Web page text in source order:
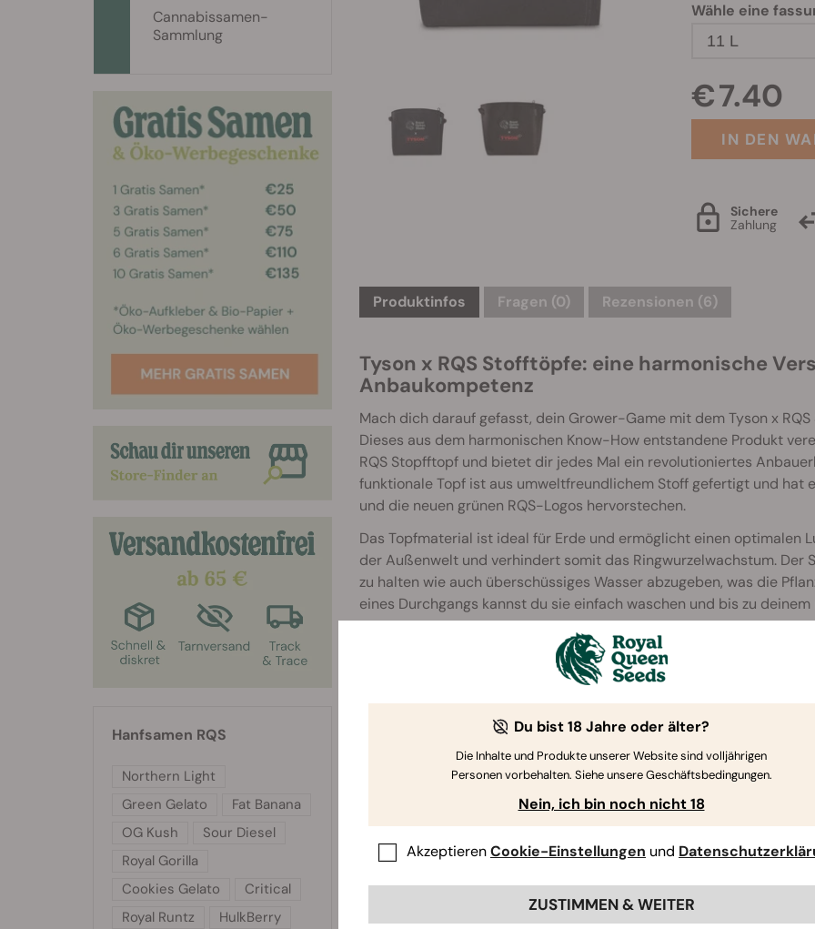
Wähle eine
11 L
€ 7.40
IN DEN
Sichere
Zahlung
Produktinfos Fragen (0) Rezensionen (6)
Tyson x RQS Stofftöpfe: eine harmonische
Anbaukompetenz
Mach dich darauf gefasst, dein Grower-Game mit dem Tyson x
Dieses aus dem harmonischen Know-How entstandene Produkt
RQS Stopfftopf und bietet dir jedes Mal ein revolutioniertes
funktionale Topf ist aus umweltfreundlichem Stoff gefertigt und hat
und die neuen grünen RQS-Logos hervorstechen.
Das Topfmaterial ist ideal für Erde und ermöglicht einen optimalen
der Außenwelt und verhindert somit das Ringwurzelwachstum. Der
zu halten wie auch überschüssiges Wasser abzugeben, was die
eines Durchgangs kannst du sie einfach waschen und bis zu
Der Tyson x RQS Stofftöpfe ist in den Topfgrößen 11 l und 15 l
Style und ermöglicht gleichzeitig hervorragende Ernten.
Cannabissamen-
Sammlung
Hanfsamen RQS
Northern Light
Green Gelato
Fat Banana
OG Kush
Sour Diesel
Royal Gorilla
Cookies Gelato
Critical
Royal Runtz
HulkBerry
Du bist 18 Jahre oder älter?
Die Inhalte und Produkte unserer Website sind volljährigen
Personen vorbehalten. Siehe unsere Geschäftsbedingungen.
Nein, ich bin noch nicht 18
AkzeptierenCookie-Einstellungen und
ZUSTIMMEN & WEITER